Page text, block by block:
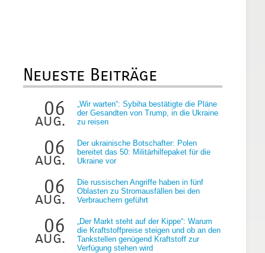
Neueste Beiträge
06
aug.
„Wir warten“: Sybiha bestätigte die Pläne
der Gesandten von Trump, in die Ukraine
zu reisen
06
aug.
Der ukrainische Botschafter: Polen
bereitet das 50: Militärhilfepaket für die
Ukraine vor
06
aug.
Die russischen Angriffe haben in fünf
Oblasten zu Stromausfällen bei den
Verbrauchern geführt
06
aug.
„Der Markt steht auf der Kippe“: Warum
die Kraftstoffpreise steigen und ob an den
Tankstellen genügend Kraftstoff zur
Verfügung stehen wird